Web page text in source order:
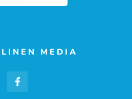
MEDIA